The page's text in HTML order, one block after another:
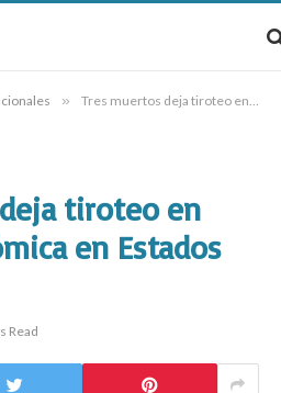
» Tres muertos deja tiroteo en feria gastronómica en Estados Unidos
tiroteo en
en Estados
Read